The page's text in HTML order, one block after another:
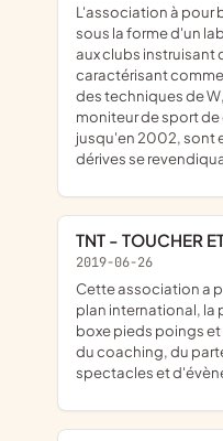
l'association à pour but, de décerner une certification
sous la forme d'un
aux clubs instruisant
caractérisant
des techniques de
moniteur de sport de
jusqu'en 2002, sont
dérives se
TNT - TOUCHER
2019-06-26
cette association a pour objet, tant en France qu'au
plan international, la
boxe pieds poings
du coaching, du
spectacles et